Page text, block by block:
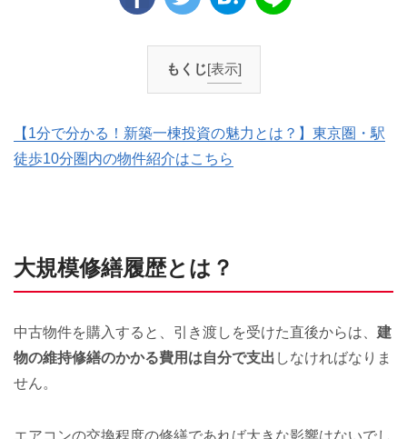
もくじ[表示]
【1分で分かる！新築一棟投資の魅力とは？】東京圏・駅
徒歩10分圏内の物件紹介はこちら
大規模修繕履歴とは？
中古物件を購入すると、引き渡しを受けた直後からは、 建
物の維持修繕のかかる費用は自分で支出 しなければなりま
せん。
エアコンの交換程度の修繕であれば大きな影響はないでし